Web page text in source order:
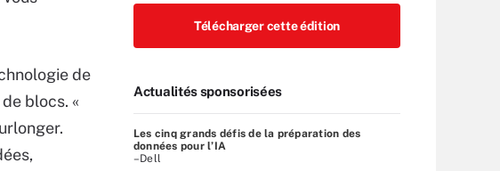
de
blocs. «
Télécharger cette édition
Actualités sponsorisées
Les cinq grands défis de la préparation des
données pour l’IA
–Dell